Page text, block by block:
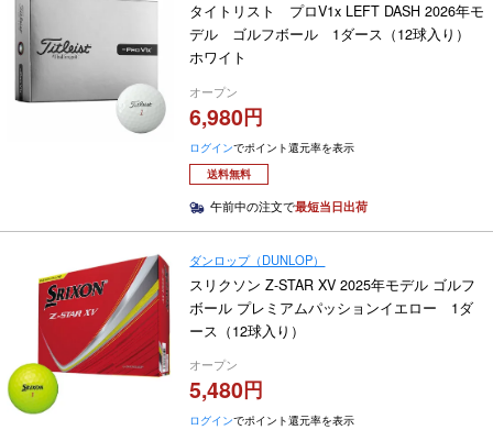
タイトリスト プロV1x LEFT DASH 2026年モ
デル ゴルフボール 1ダース（12球入り）
ホワイト
オープン
6,980
ログインでポイント還元率を表示
送料無料
午前中の注文で最短当日出荷
ダンロップ（DUNLOP）
スリクソン Z-STAR XV 2025年モデル ゴルフ
ボール プレミアムパッションイエロー 1ダ
ース（12球入り）
オープン
5,480
ログインでポイント還元率を表示